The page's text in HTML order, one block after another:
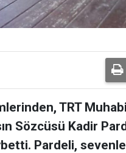
TRT
Sözcüsü Kadir
Pardeli,